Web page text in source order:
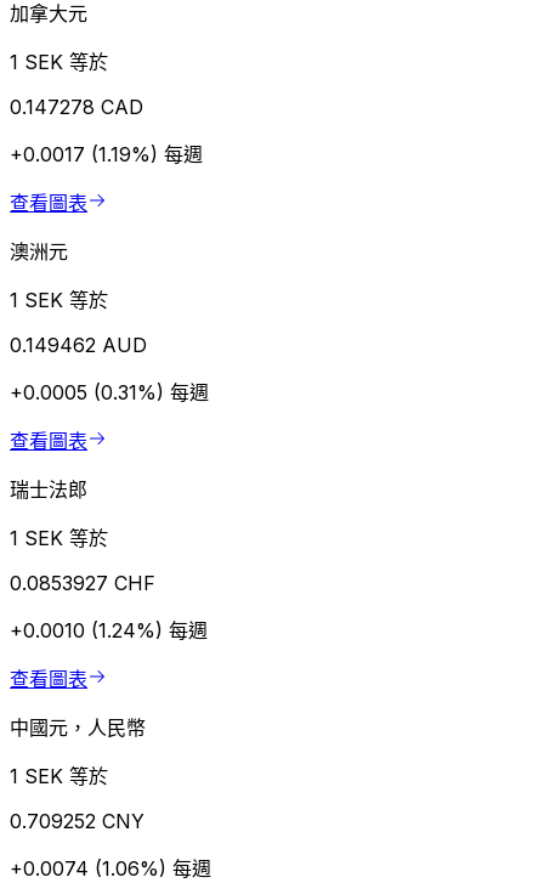
加拿大元
1 SEK 等於
0.147278 CAD
+0.0017 (1.19%) 每週
查看圖表
澳洲元
1 SEK 等於
0.149462 AUD
+0.0005 (0.31%) 每週
查看圖表
瑞士法郎
1 SEK 等於
0.0853927 CHF
+0.0010 (1.24%) 每週
查看圖表
中國元，人民幣
1 SEK 等於
0.709252 CNY
+0.0074 (1.06%) 每週